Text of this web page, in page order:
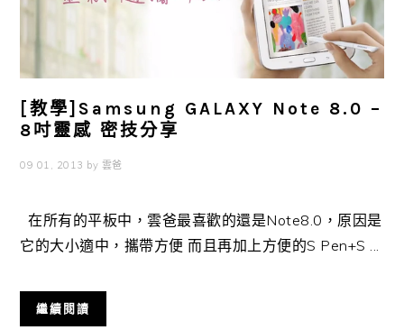
[教學]Samsung GALAXY Note 8.0 –
8吋靈感 密技分享
09 01, 2013 by 雲爸
在所有的平板中，雲爸最喜歡的還是Note8.0，原因是
它的大小適中，攜帶方便 而且再加上方便的S Pen+S ...
繼續閱讀